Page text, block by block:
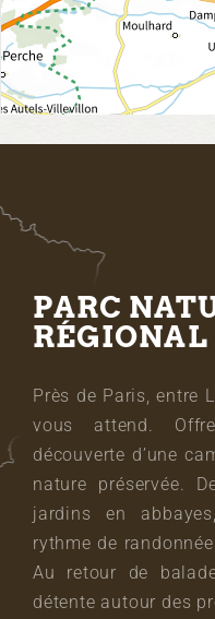
PARC
RÉGIONAL
Près de Paris, entre
vous attend.
découverte d’une
nature préservée.
jardins en
rythme de
Au retour de
détente autour des